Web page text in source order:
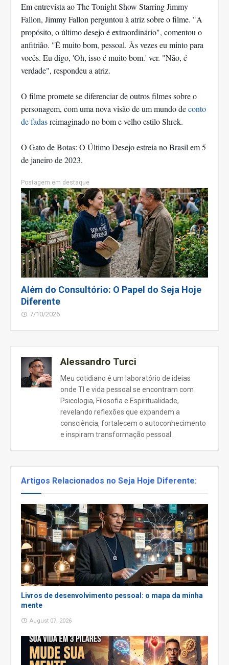
Em entrevista ao The Tonight Show Starring Jimmy
Fallon, Jimmy Fallon perguntou à atriz sobre o filme. "A
propósito, o último desejo é extraordinário", comentou o
anfitrião. "É muito bom, pessoal. Às vezes eu minto para
vocês. Eu digo, 'Oh, isso é muito bom.' ver. "Não, é
verdade", respondeu a atriz.
O filme promete se diferenciar de outros filmes sobre o
personagem, com uma nova visão de um mundo deconto
de fadasreimaginado no bom e velho estilo Shrek.
O Gato de Botas: O Último Desejo estreia no Brasil em 5
de janeiro de 2023.
Postagem em destaque
Além do Consultório: O Papel do Seja Hoje
Diferente
7/10/2026
Alessandro Turci
Meu cotidiano é um laboratório de ideias
onde TI e vida pessoal se encontram com
Psicologia, Filosofia e Espiritualidade,
revelando reflexões que expandem a
consciência, fortalecem o autoconhecimento
e inspiram transformação pessoal.
Artigos Relacionados no Seja Hoje Diferente:
Livros de desenvolvimento pessoal: o mapa da minha
mente
August 07, 2026